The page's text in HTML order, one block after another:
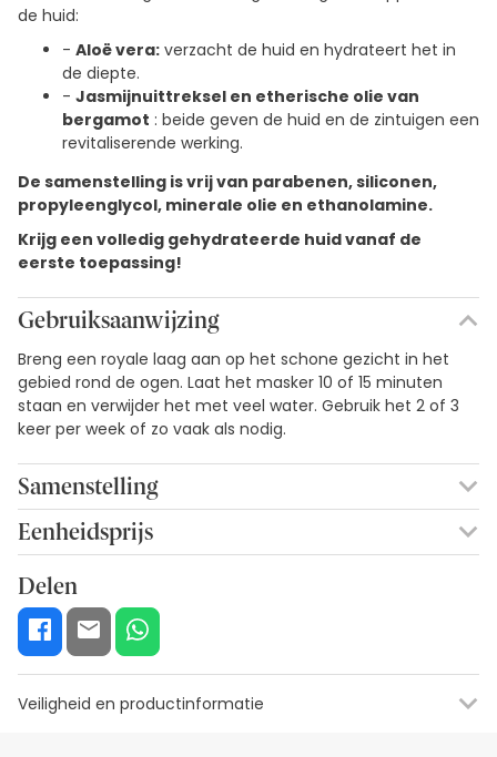
de huid:
- Aloë vera: verzacht de huid en hydrateert het in
de diepte.
- Jasmijnuittreksel en etherische olie van
bergamot : beide geven de huid en de zintuigen een
revitaliserende werking.
De samenstelling is vrij van parabenen, siliconen,
propyleenglycol, minerale olie en ethanolamine.
Krijg een volledig gehydrateerde huid vanaf de
eerste toepassing!
Gebruiksaanwijzing
Breng een royale laag aan op het schone gezicht in het
gebied rond de ogen. Laat het masker 10 of 15 minuten
staan en verwijder het met veel water. Gebruik het 2 of 3
keer per week of zo vaak als nodig.
Samenstelling
Aqua/Water/Eau**, C13-15 Alkane, Glycerin, Hydrogenated
Ethylhexyl Olivate, Simmondsia Chinensis (Jojoba) Seed
Parkii (Shea) Butter*, Aqua/Water/Eau, Aloe Barbadensis
Leaf Juice Powder*, Rosa Centifolia Flower Extract, Rosa
Canina Fruit* Extract, Mel/Honey/Miel, Citrus Aurantium
Bergamia (Bergamot) Fruit Oil*, Helianthus Annuus
Unsaponifiables, Panthenol, Bisabolol, Tocopherol, Allantoin,
Eenheidsprijs
Delen
Veiligheid en productinformatie